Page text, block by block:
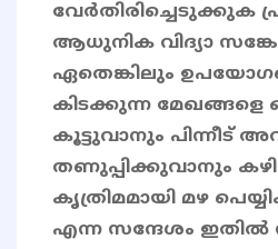
വേർതിരിച്ചെടുക്കുക
ആധുനിക വിദ്യാ
ഏതെങ്കിലും
കിടക്കുന്ന മേഖങ്ങളെ
കൂട്ടുവാനും പിന്നീട്
തണുപ്പിക്കുവാനും
കൃത്രിമമായി മഴ
എന്ന സന്ദേശം ഇതിൽ